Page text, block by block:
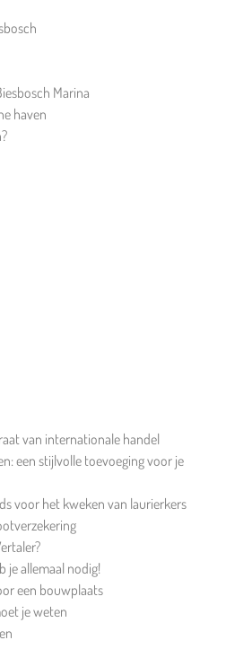
Marina
haven
van internationale handel
een stijlvolle toevoeging voor je
voor het kweken van laurierkers
je allemaal nodig!
een bouwplaats
je weten